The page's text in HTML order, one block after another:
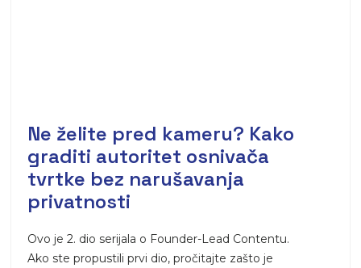
Ne želite pred kameru? Kako
graditi autoritet osnivača
tvrtke bez narušavanja
privatnosti
Ovo je 2. dio serijala o Founder-Lead Contentu.
Ako ste propustili prvi dio, pročitajte zašto je